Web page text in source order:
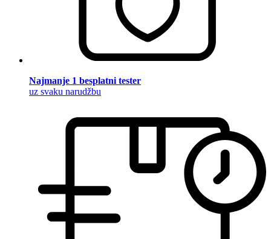
Najmanje 1 besplatni tester
uz svaku narudžbu